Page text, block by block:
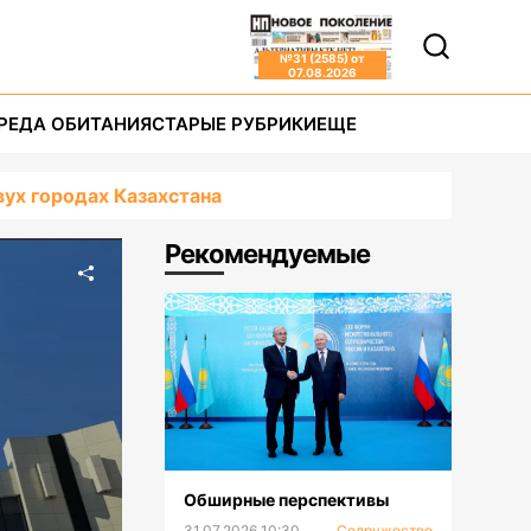
№31 (2585) от
07.08.2026
ОБИТАНИЯСТАРЫЕ РУБРИКИЕЩЕ
городах Казахстана
Рекомендуемые
Обширные перспективы